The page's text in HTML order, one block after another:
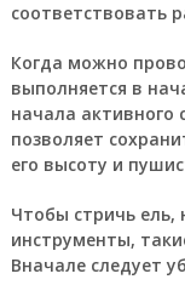
соответствовать
Когда можно
выполняется в
начала активного
позволяет
его высоту и
Чтобы стричь ель,
инструменты,
Вначале следует